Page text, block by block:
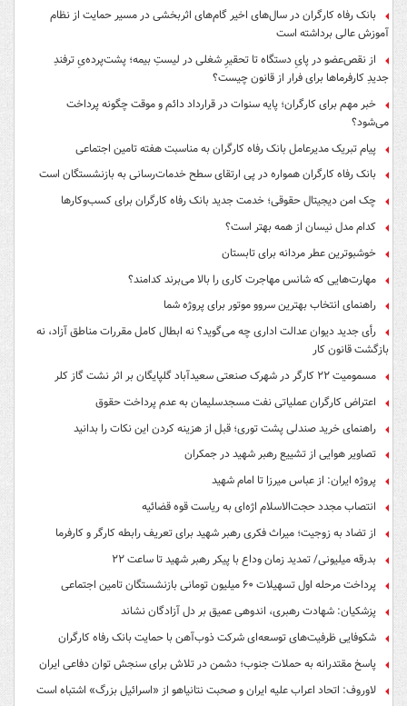
بانک رفاه کارگران در سال‌های اخیر گام‌های اثربخشی در مسیر حمایت از نظام
آموزش عالی برداشته است
از نقص‌عضو در پایِ دستگاه تا تحقیرِ شغلی در لیستِ بیمه؛ پشت‌پرده‌یِ ترفندِ
جدیدِ کارفرماها برای فرار از قانون چیست؟
خبر مهم برای کارگران؛ پایه سنوات در قرارداد دائم و موقت چگونه پرداخت
می‌شود؟
پیام تبریک مدیرعامل بانک رفاه کارگران به مناسبت هفته تامین اجتماعی
بانک رفاه کارگران همواره در پی ارتقای سطح خدمات‌رسانی به بازنشستگان است
چک امن دیجیتال حقوقی؛ خدمت جدید بانک رفاه کارگران برای کسب‌وکارها
کدام مدل نیسان از همه بهتر است؟
خوشبوترین عطر مردانه برای تابستان
مهارت‌هایی که شانس مهاجرت کاری را بالا می‌برند کدامند؟
راهنمای انتخاب بهترین سروو موتور برای پروژه شما
رأی جدید دیوان عدالت اداری چه می‌گوید؟ نه ابطال کامل مقررات مناطق آزاد، نه
بازگشت قانون کار
مسمومیت ۲۲ کارگر در شهرک صنعتی سعیدآباد گلپایگان بر اثر نشت گاز کلر
اعتراض کارگران عملیاتی نفت مسجدسلیمان به عدم پرداخت حقوق
راهنمای خرید صندلی پشت توری؛ قبل از هزینه کردن این نکات را بدانید
تصاویر هوایی از تشییع رهبر شهید در جمکران
پروژه ایران: از عباس میرزا تا امام شهید
انتصاب مجدد حجت‌الاسلام اژه‌ای به ریاست قوه‌ قضائیه
از تضاد به زوجیت؛ میراث فکری رهبر شهید برای تعریف رابطه کارگر و کارفرما
بدرقه میلیونی/ تمدید زمان وداع با پیکر رهبر شهید تا ساعت ۲۲
پرداخت مرحله اول تسهیلات ۶۰ میلیون تومانی بازنشستگان تامین اجتماعی
پزشکیان: شهادت رهبری، اندوهی عمیق بر دل آزادگان نشاند
شکوفایی ظرفیت‌های توسعه‌ای شرکت ذوب‌آهن با حمایت‌ بانک رفاه کارگران
پاسخ مقتدرانه به حملات جنوب؛ دشمن در تلاش برای سنجش توان دفاعی ایران
لاوروف: اتحاد اعراب علیه ایران و صحبت نتانیاهو از «اسرائیل بزرگ» اشتباه است